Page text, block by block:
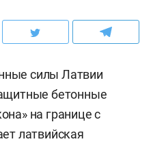
силы Латвии
бетонные
на границе с
латвийская